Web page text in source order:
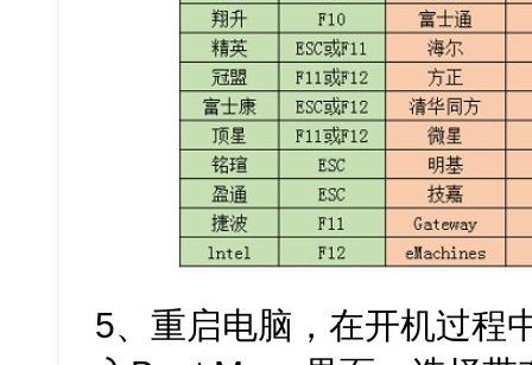
5、重启电脑，在开机过程